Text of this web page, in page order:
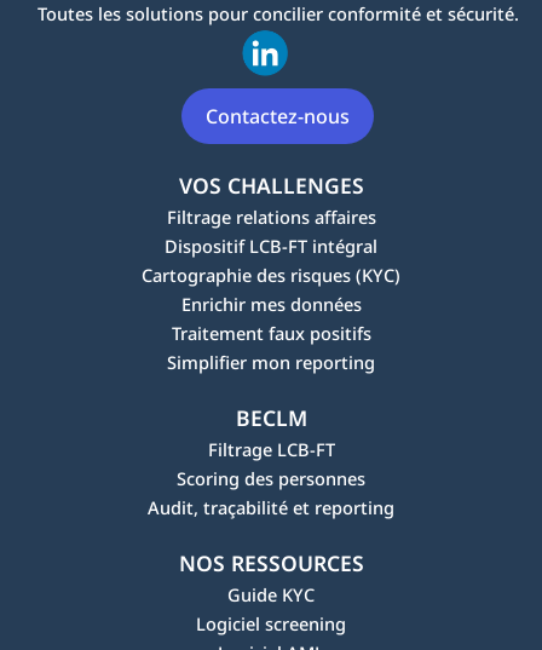
Toutes les solutions pour concilier conformité et sécurité.
Contactez-nous
VOS CHALLENGES
Filtrage relations affaires
Dispositif LCB-FT intégral
Cartographie des risques (KYC)
Enrichir mes données
Traitement faux positifs
Simplifier mon reporting
BECLM
Filtrage LCB-FT
Scoring des personnes
Audit, traçabilité et reporting
NOS RESSOURCES
Guide KYC
Logiciel screening